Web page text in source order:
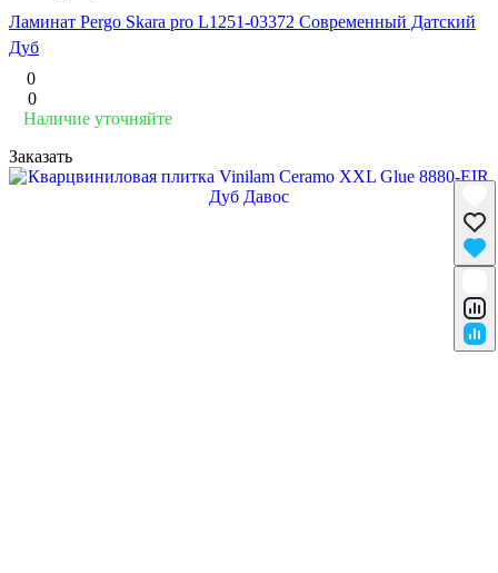
Ламинат Pergo Skara pro L1251-03372 Современный Датский
Дуб
0
0
Наличие уточняйте
Заказать